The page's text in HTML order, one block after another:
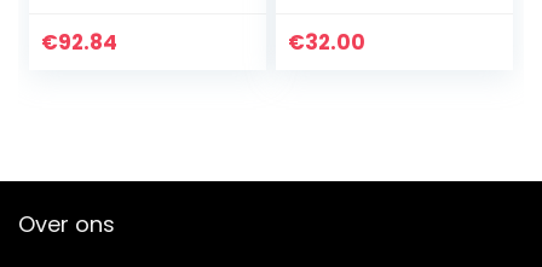
Heavy Duty Auto
€92.84
HSTNN-LB7J
€32.00
Over ons